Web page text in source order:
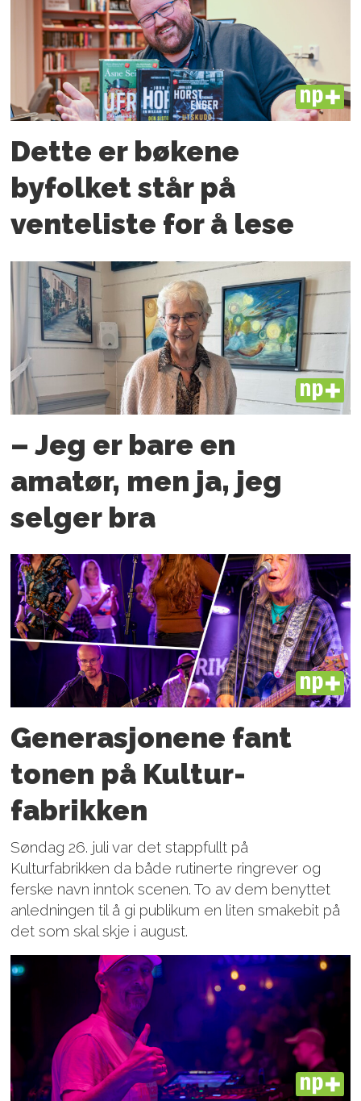
PLUS
Dette er bøkene
byfolket står på
venteliste for å lese
PLUS
– Jeg er bare en
amatør, men ja, jeg
selger bra
PLUS
Generasjonene fant
tonen på Kultur­
fabrikken
Søndag 26. juli var det stappfullt på
Kulturfabrikken da både rutinerte ringrever og
ferske navn inntok scenen. To av dem benyttet
anledningen til å gi publikum en liten smakebit på
det som skal skje i august.
PLUS